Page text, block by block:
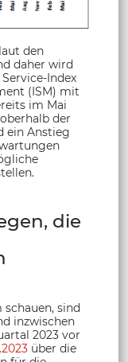
den
daher wird
Index
(ISM) mit
im Mai
der
ein Anstieg
die
sind
inzwischen
2023 vor
über die